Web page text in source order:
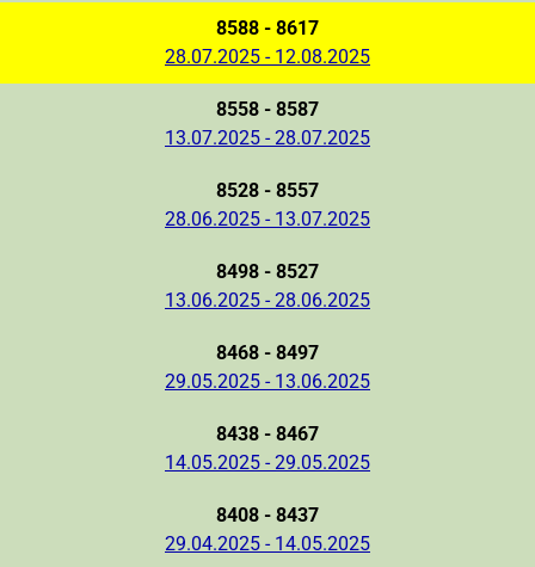
8588 - 8617
28.07.2025 - 12.08.2025
8558 - 8587
13.07.2025 - 28.07.2025
8528 - 8557
28.06.2025 - 13.07.2025
8498 - 8527
13.06.2025 - 28.06.2025
8468 - 8497
29.05.2025 - 13.06.2025
8438 - 8467
14.05.2025 - 29.05.2025
8408 - 8437
29.04.2025 - 14.05.2025